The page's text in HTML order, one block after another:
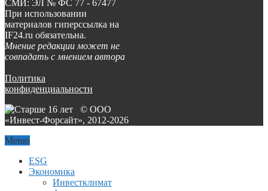
СМИ: ЭЛ № ФС 77 - 67477
При использовании
материалов гиперссылка на
IF24.ru обязательна.
Мнение редакции может не
совпадать с мнением автора
Политика
конфиденциальности
© ООО
«Инвест-Форсайт», 2012-2026
Меню
ESG
Экономика
Инвестклимат